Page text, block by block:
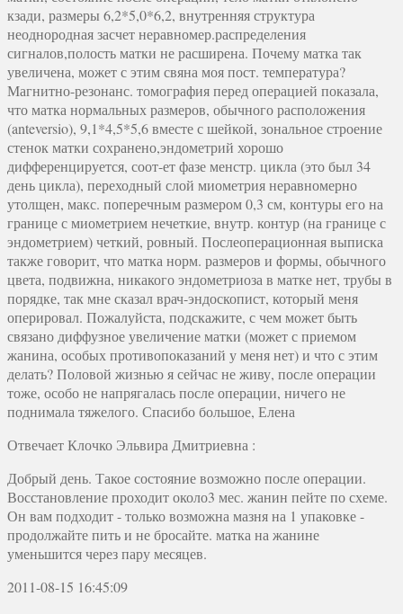
кзади, размеры 6,2*5,0*6,2, внутренняя структура
неоднородная засчет неравномер.распределения
сигналов,полость матки не расширена. Почему матка так
увеличена, может с этим свяна моя пост. температура?
Магнитно-резонанс. томография перед операцией показала,
что матка нормальных размеров, обычного расположения
(anteversio), 9,1*4,5*5,6 вместе с шейкой, зональное строение
стенок матки сохранено,эндометрий хорошо
дифференцируется, соот-ет фазе менстр. цикла (это был 34
день цикла), переходный слой миометрия неравномерно
утолщен, макс. поперечным размером 0,3 см, контуры его на
границе с миометрием нечеткие, внутр. контур (на границе с
эндометрием) четкий, ровный. Послеоперационная выписка
также говорит, что матка норм. размеров и формы, обычного
цвета, подвижна, никакого эндометриоза в матке нет, трубы в
порядке, так мне сказал врач-эндоскопист, который меня
оперировал. Пожалуйста, подскажите, с чем может быть
связано диффузное увеличение матки (может с приемом
жанина, особых противопоказаний у меня нет) и что с этим
делать? Половой жизнью я сейчас не живу, после операции
тоже, особо не напрягалась после операции, ничего не
поднимала тяжелого. Спасибо большое, Елена
ОтвечаетКлочко Эльвира Дмитриевна :
Добрый день. Такое состояние возможно после операции.
Восстановление проходит около3 мес. жанин пейте по схеме.
Он вам подходит - только возможна мазня на 1 упаковке -
продолжайте пить и не бросайте. матка на жанине
уменьшится через пару месяцев.
2011-08-15 16:45:09